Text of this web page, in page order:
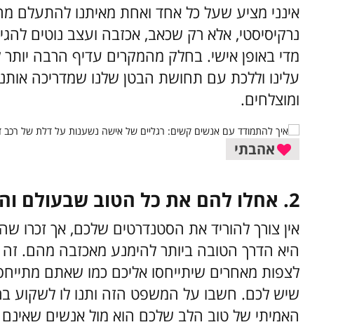
אינני מציע שעל כל אחד ואחת מאיתנו להתעלם
נרקיסיסטי, אלא רק שכאב, אכזבה ועצב נוטים
מדי באופן אישי. בחלק מהמקרים עדיף הרבה
עלינו וללכת עם תחושת הבטן שלנו שמדריכה
ומוצלחים.
אהבתי
2. אחלו להם את כל הטוב שבעולם והמשיכו ביומכם
אין צורך להוריד את הסטנדרטים שלכם, אך זכרו
היא הדרך הטובה ביותר להימנע מאכזבה מהם. זה
לצפות מאחרים שיתייחסו אליכם כמו שאתם
שיש לכם. חשבו על המשפט הזה ותנו לו לשקוע
האמיתי של טוב הלב שלכם הוא מול אנשים שאינם